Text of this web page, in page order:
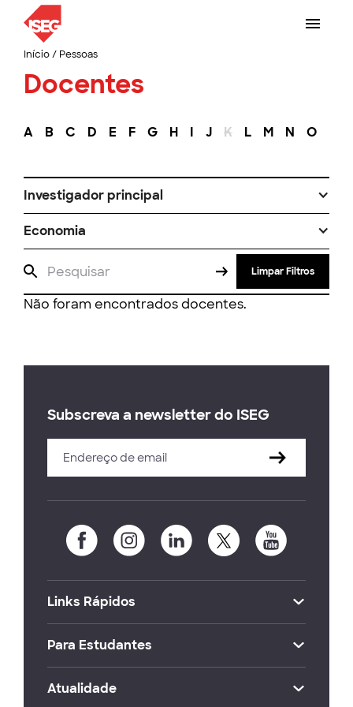
Início/ Pessoas
Docentes
A B C D E F G H I J K L M N O
Investigador principal
Economia
Limpar Filtros
Não foram encontrados docentes.
Subscreva a newsletter do ISEG
Links Rápidos
Para Estudantes
Atualidade